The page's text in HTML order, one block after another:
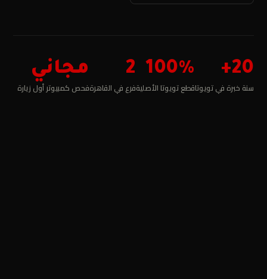
20+
سنة خبرة في تويوتا
100%
قطع تويوتا الأصلية
2
فرع في القاهرة
مجاني
فحص كمبيوتر أول زيارة